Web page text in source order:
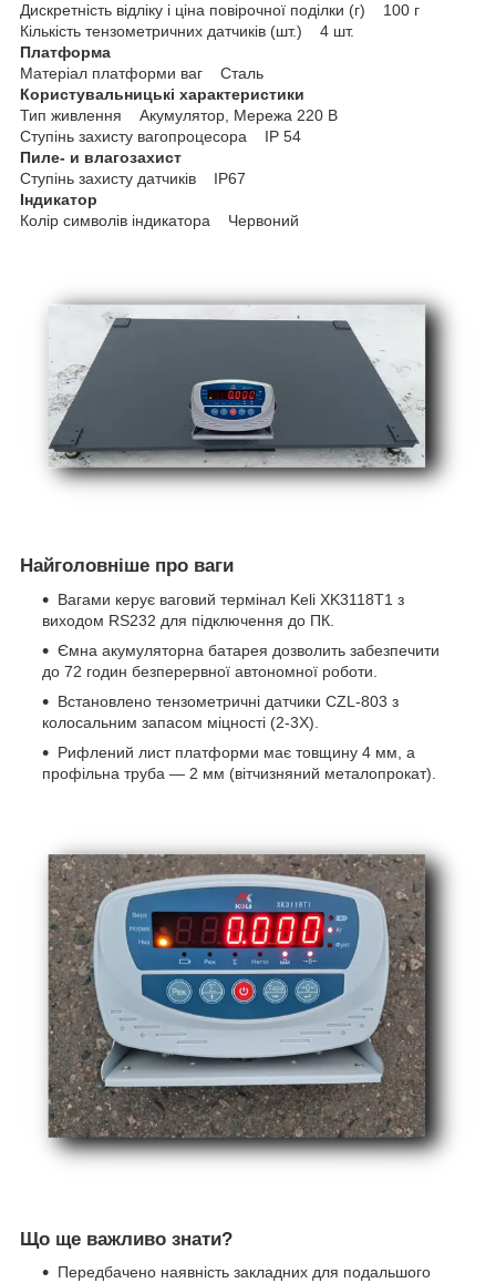
Дискретність відліку і ціна повірочної поділки (г) 100 г
Кількість тензометричних датчиків (шт.) 4 шт.
Платформа
Матеріал платформи ваг Сталь
Користувальницькі характеристики
Тип живлення Акумулятор, Мережа 220 В
Ступінь захисту вагопроцесора IP 54
Пиле- и влагозахист
Ступінь захисту датчиків IP67
Індикатор
Колір символів індикатора Червоний
Найголовніше про ваги
Вагами керує ваговий термінал Keli XK3118T1 з
виходом RS232 для підключення до ПК.
Ємна акумуляторна батарея дозволить забезпечити
до 72 годин безперервної автономної роботи.
Встановлено тензометричні датчики CZL-803 з
колосальним запасом міцності (2-3Х).
Рифлений лист платформи має товщину 4 мм, а
профільна труба — 2 мм (вітчизняний металопрокат).
Що ще важливо знати?
Передбачено наявність закладних для подальшого